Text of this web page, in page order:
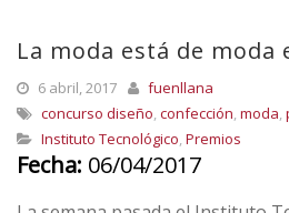
La moda está de moda
6 abril, 2017
fuenllana
concurso diseño, confección, moda,
Instituto Tecnológico, Premios
Fecha: 06/04/2017